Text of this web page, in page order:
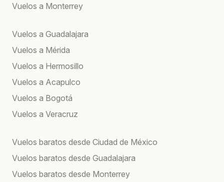
Vuelos a Monterrey
Vuelos a Guadalajara
Vuelos a Mérida
Vuelos a Hermosillo
Vuelos a Acapulco
Vuelos a Bogotá
Vuelos a Veracruz
Vuelos baratos desde Ciudad de México
Vuelos baratos desde Guadalajara
Vuelos baratos desde Monterrey